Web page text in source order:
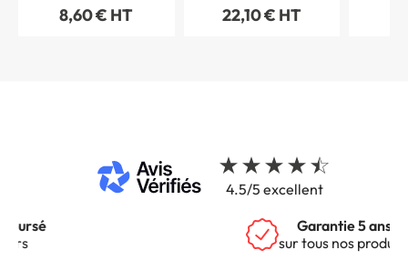
8,60 € HT 22,10 € HT
4.5/5 excellent
Garantie 5 ans
sur tous nos produits